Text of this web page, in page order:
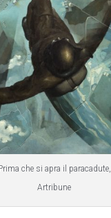
che si apra il
Artribune